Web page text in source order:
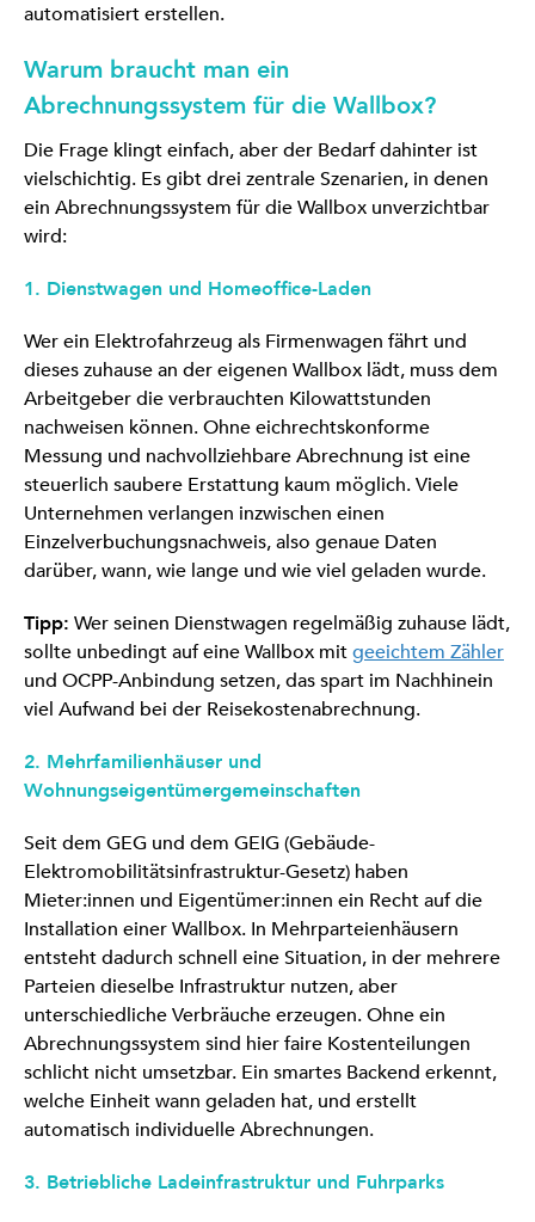
automatisiert erstellen.
Warum braucht man ein
Abrechnungssystem für die Wallbox?
Die Frage klingt einfach, aber der Bedarf dahinter ist
vielschichtig. Es gibt drei zentrale Szenarien, in denen
ein Abrechnungssystem für die Wallbox unverzichtbar
wird:
1. Dienstwagen und Homeoffice-Laden
Wer ein Elektrofahrzeug als Firmenwagen fährt und
dieses zuhause an der eigenen Wallbox lädt, muss dem
Arbeitgeber die verbrauchten Kilowattstunden
nachweisen können. Ohne eichrechtskonforme
Messung und nachvollziehbare Abrechnung ist eine
steuerlich saubere Erstattung kaum möglich. Viele
Unternehmen verlangen inzwischen einen
Einzelverbuchungsnachweis, also genaue Daten
darüber, wann, wie lange und wie viel geladen wurde.
Tipp: Wer seinen Dienstwagen regelmäßig zuhause lädt,
sollte unbedingt auf eine Wallbox mitgeeichtem Zähler
und OCPP-Anbindung setzen, das spart im Nachhinein
viel Aufwand bei der Reisekostenabrechnung.
2. Mehrfamilienhäuser und
Wohnungseigentümergemeinschaften
Seit dem GEG und dem GEIG (Gebäude-
Elektromobilitätsinfrastruktur-Gesetz) haben
Mieter:innen und Eigentümer:innen ein Recht auf die
Installation einer Wallbox. In Mehrparteienhäusern
entsteht dadurch schnell eine Situation, in der mehrere
Parteien dieselbe Infrastruktur nutzen, aber
unterschiedliche Verbräuche erzeugen. Ohne ein
Abrechnungssystem sind hier faire Kostenteilungen
schlicht nicht umsetzbar. Ein smartes Backend erkennt,
welche Einheit wann geladen hat, und erstellt
automatisch individuelle Abrechnungen.
3. Betriebliche Ladeinfrastruktur und Fuhrparks